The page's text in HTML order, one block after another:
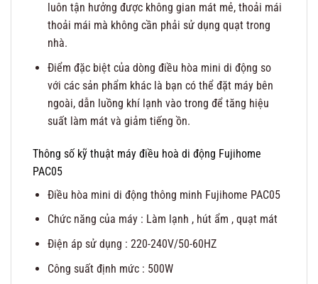
luôn tận hưởng được không gian mát mẻ, thoải mái
thoải mái mà không cần phải sử dụng quạt trong
nhà.
Điểm đặc biệt của dòng điều hòa mini di động so
với các sản phẩm khác là bạn có thể đặt máy bên
ngoài, dẫn luồng khí lạnh vào trong để tăng hiệu
suất làm mát và giảm tiếng ồn.
Thông số kỹ thuật máy điều hoà di động Fujihome
PAC05
Điều hòa mini di động thông minh Fujihome PAC05
Chức năng của máy : Làm lạnh , hút ẩm , quạt mát
Điện áp sử dụng : 220-240V/50-60HZ
Công suất định mức : 500W